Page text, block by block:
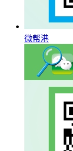
微帮港